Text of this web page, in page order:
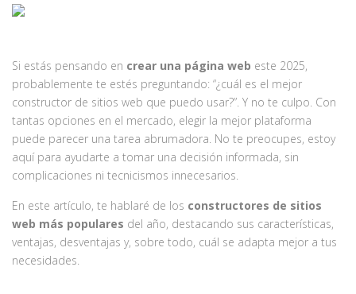
Si estás pensando en crear una página web este 2025,
probablemente te estés preguntando: “¿cuál es el mejor
constructor de sitios web que puedo usar?”. Y no te culpo. Con
tantas opciones en el mercado, elegir la mejor plataforma
puede parecer una tarea abrumadora. No te preocupes, estoy
aquí para ayudarte a tomar una decisión informada, sin
complicaciones ni tecnicismos innecesarios.
En este artículo, te hablaré de los constructores de sitios
web más populares del año, destacando sus características,
ventajas, desventajas y, sobre todo, cuál se adapta mejor a tus
necesidades.